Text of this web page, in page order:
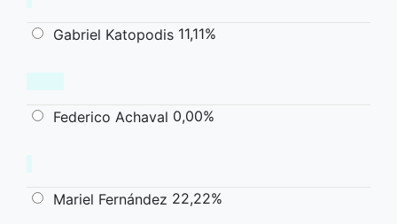
Gabriel Katopodis 11,11%
Federico Achaval 0,00%
Mariel Fernández 22,22%